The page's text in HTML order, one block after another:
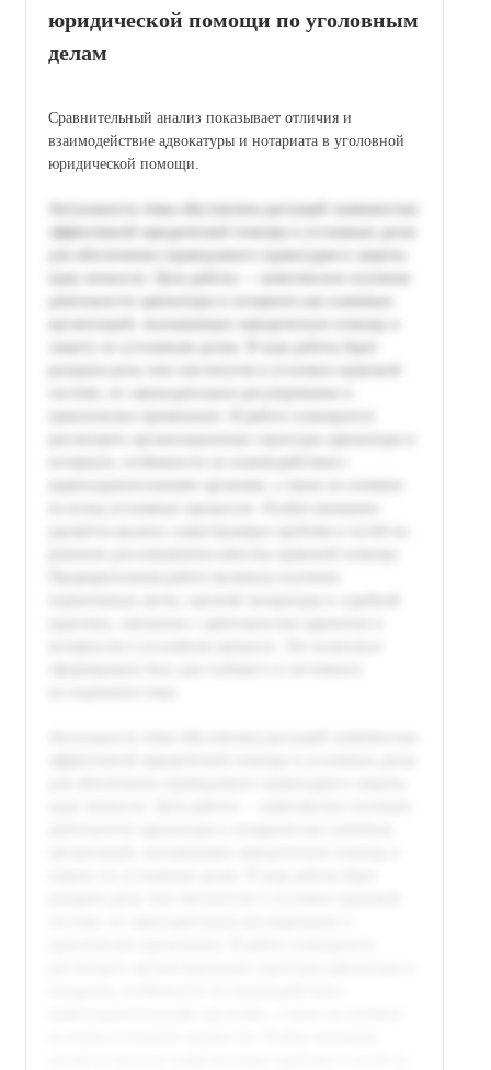
юридической помощи по уголовным
делам
Сравнительный анализ показывает отличия и
взаимодействие адвокатуры и нотариата в уголовной
юридической помощи.